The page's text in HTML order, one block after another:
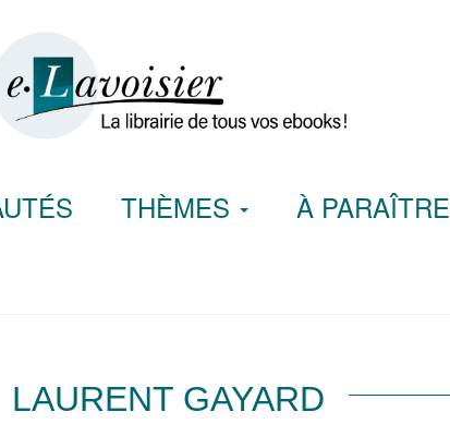
THÈMES À PARAÎTRE
LAURENT GAYARD